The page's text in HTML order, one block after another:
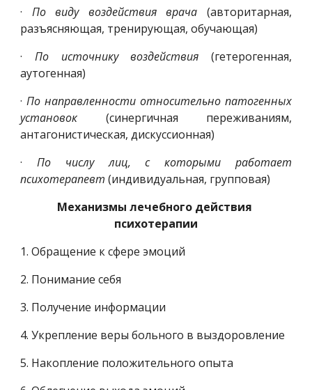
· По виду воздействия врача (авторитарная,
разъясняющая, тренирующая, обучающая)
· По источнику воздействия (гетерогенная,
аутогенная)
·По направленности относительно патогенных
установок (синергичная переживаниям,
антагонистическая, дискуссионная)
·По числу лиц, с которыми работает
психотерапевт (индивидуальная, групповая)
Механизмы лечебного действия
психотерапии
1. Обращение к сфере эмоций
2. Понимание себя
3. Получение информации
4. Укрепление веры больного в выздоровление
5. Накопление положительного опыта